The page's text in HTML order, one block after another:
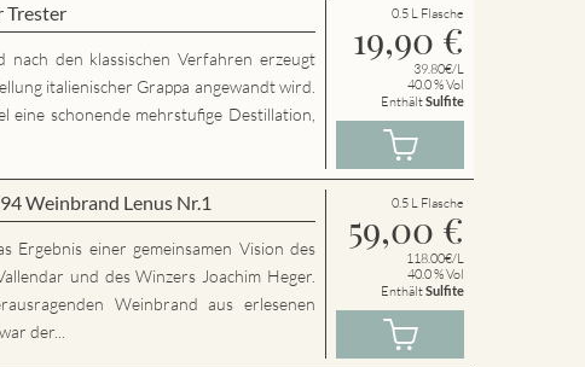
Trester
nach den klassischen Verfahren erzeugt
italienischer Grappa angewandt wird.
eine schonende mehrstufige Destillation,
0.5 L Flasche
19,90 €
39.80€/L
40.0 % Vol
EnthältSulfite
Weinbrand Lenus Nr.1
Ergebnis einer gemeinsamen Vision des
und des Winzers Joachim Heger.
Weinbrand aus erlesenen
der...
0.5 L Flasche
59,00 €
118.00€/L
40.0 % Vol
EnthältSulfite